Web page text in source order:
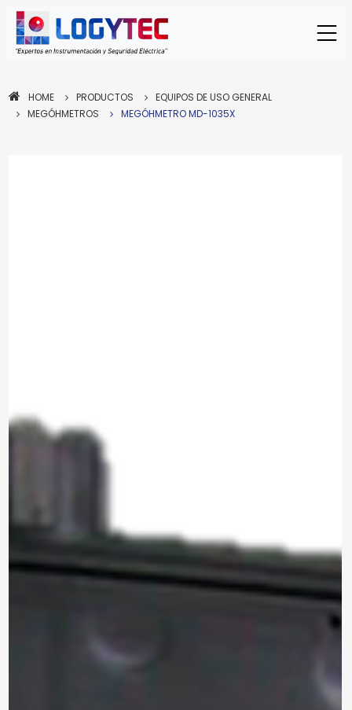
HOME PRODUCTOS
EQUIPOS DE USO GENERAL
MEGÓHMETROS
MEGÓHMETRO MD-1035X